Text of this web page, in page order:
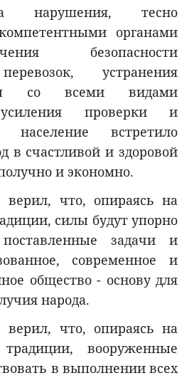
нарушения, тесно
органами
безопасности
устранения
со всеми видами
усиления проверки и
население встретило
в счастливой и здоровой
и экономно.
верил, что, опираясь на
силы будут упорно
задачи и
современное и
общество - основу для
народа.
верил, что, опираясь на
вооруженные
в выполнении всех